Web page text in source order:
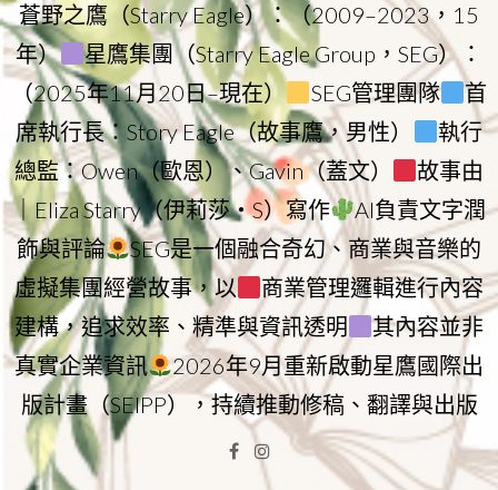
蒼野之鷹（Starry Eagle）：（2009–2023，15
年）
星鷹集團（Starry Eagle Group，SEG）：
（2025年11月20日–現在）
SEG管理團隊
首
席執行長：Story Eagle（故事鷹，男性）
執行
總監：Owen（歐恩）、Gavin（蓋文）
故事由
｜Eliza Starry（伊莉莎・S）寫作
AI負責文字潤
飾與評論
SEG是一個融合奇幻、商業與音樂的
虛擬集團經營故事，以
商業管理邏輯進行內容
建構，追求效率、精準與資訊透明
其內容並非
真實企業資訊
2026年9月重新啟動星鷹國際出
版計畫（SEIPP），持續推動修稿、翻譯與出版
Facebook
Instagram